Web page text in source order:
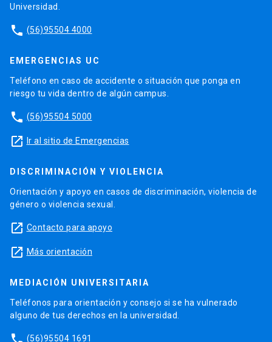
Universidad.
phone (56)95504 4000
EMERGENCIAS UC
Teléfono en caso de accidente o situación que ponga en
riesgo tu vida dentro de algún campus.
phone (56)95504 5000
launch Ir al sitio de Emergencias
DISCRIMINACIÓN Y VIOLENCIA
Orientación y apoyo en casos de discriminación, violencia de
género o violencia sexual.
launch Contacto para apoyo
launch Más orientación
MEDIACIÓN UNIVERSITARIA
Teléfonos para orientación y consejo si se ha vulnerado
alguno de tus derechos en la universidad.
(56)95504 1691